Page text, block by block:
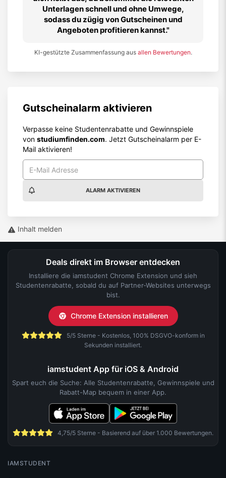
Unterlagen schnell und ohne Umwege,
sodass du zügig von Gutscheinen und
Angeboten profitieren kannst.
KI-gestützte Zusammenfassung aus allen Bewertungen.
Gutscheinalarm aktivieren
Verpasse keine Studentenrabatte und Gewinnspiele
von studiumfinden.com. Jetzt Gutscheinalarm per E-
Mail aktivieren!
ALARM AKTIVIEREN
Inhalt melden
Deals direkt im Browser entdecken
Installiere die iamstudent Chrome Extension und sieh
Studentenrabatte, sobald du auf Partner-Websites unterwegs
bist.
Chrome Extension installieren
5/5 Sterne - Kostenlos, 100% DSGVO-konform in
Sekunden installiert.
iamstudent App für iOS & Android
Spart euch die Suche: Alle Studentenrabatte, Gewinnspiele und
Rabatt-Map bequem in einer App.
4,75/5 Sterne - Basierend auf über 1.000 Bewertungen.
IAMSTUDENT